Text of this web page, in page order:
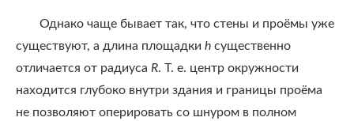
Однако чаще бывает так, что стены и проёмы уже
существуют, а длина площадки h существенно
отличается от радиуса R. Т. е. центр окружности
находится глубоко внутри здания и границы проёма
не позволяют оперировать со шнуром в полном